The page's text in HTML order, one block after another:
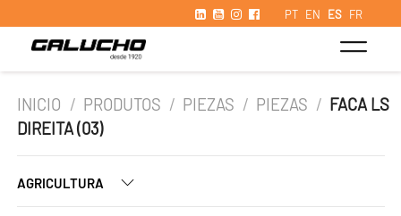
PT EN ES FR
INICIO / PRODUTOS / PIEZAS / PIEZAS / FACA LS
DIREITA (03)
AGRICULTURA